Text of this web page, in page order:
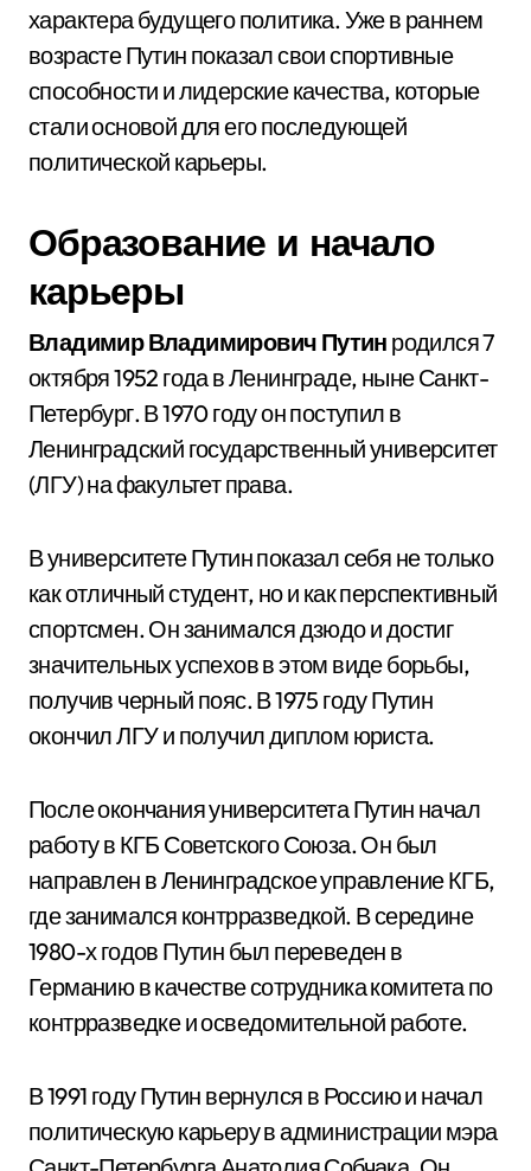
характера будущего политика. Уже в раннем
возрасте Путин показал свои спортивные
способности и лидерские качества, которые
стали основой для его последующей
политической карьеры.
Образование и начало
карьеры
Владимир Владимирович Путин родился 7
октября 1952 года в Ленинграде, ныне Санкт-
Петербург. В 1970 году он поступил в
Ленинградский государственный университет
(ЛГУ) на факультет права.
В университете Путин показал себя не только
как отличный студент, но и как перспективный
спортсмен. Он занимался дзюдо и достиг
значительных успехов в этом виде борьбы,
получив черный пояс. В 1975 году Путин
окончил ЛГУ и получил диплом юриста.
После окончания университета Путин начал
работу в КГБ Советского Союза. Он был
направлен в Ленинградское управление КГБ,
где занимался контрразведкой. В середине
1980-х годов Путин был переведен в
Германию в качестве сотрудника комитета по
контрразведке и осведомительной работе.
В 1991 году Путин вернулся в Россию и начал
политическую карьеру в администрации мэра